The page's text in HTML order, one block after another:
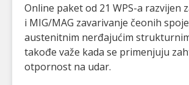
Online paket od 21 WPS-a razvijen
i MIG/MAG zavarivanje čeonih
austenitnim nerđajućim
takođe važe kada se primenjuju
otpornost na udar.